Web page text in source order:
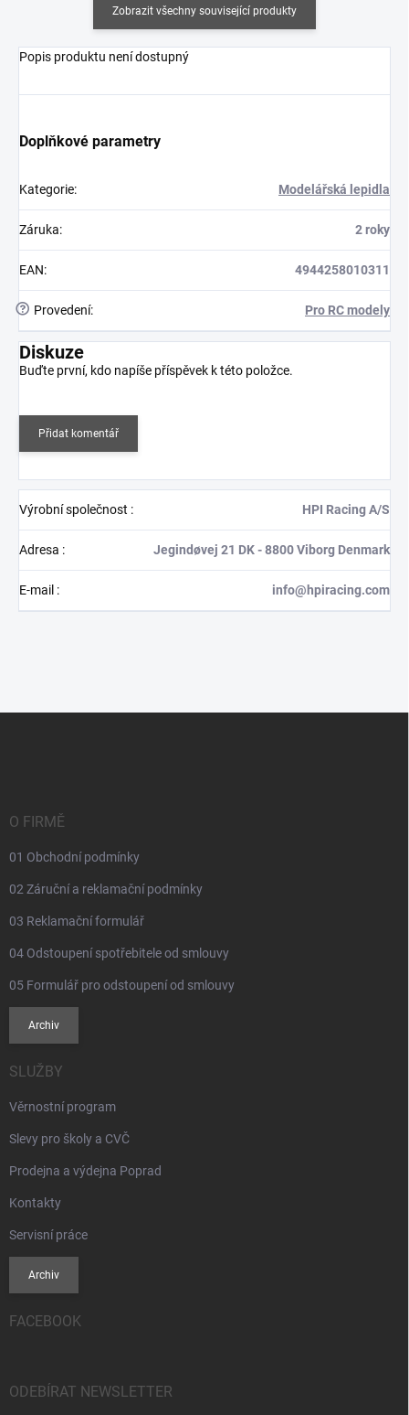
Zobrazit všechny související produkty
Popis produktu není dostupný
Doplňkové parametry
Kategorie: Modelářská lepidla
Záruka: 2 roky
EAN: 4944258010311
? Provedení: Pro RC modely
Diskuze
Buďte první, kdo napíše příspěvek k této položce.
Přidat komentář
Výrobní společnost : HPI Racing A/S
Adresa : Jegindøvej 21 DK - 8800 Viborg Denmark
E-mail : info@hpiracing.com
O FIRMĚ
01 Obchodní podmínky
02 Záruční a reklamační podmínky
03 Reklamační formulář
04 Odstoupení spotřebitele od smlouvy
05 Formulář pro odstoupení od smlouvy
Archiv
SLUŽBY
Věrnostní program
Slevy pro školy a CVČ
Prodejna a výdejna Poprad
Kontakty
Servisní práce
Archiv
FACEBOOK
ODEBÍRAT NEWSLETTER